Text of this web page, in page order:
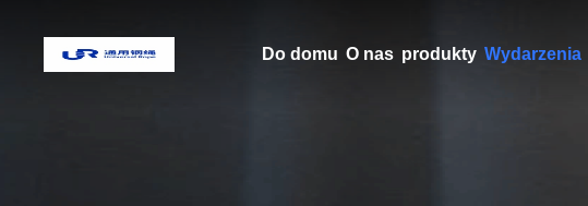
Do domu O nas produkty Wydarzenia